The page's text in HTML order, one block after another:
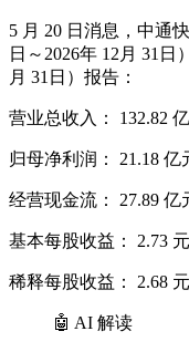
5 月 20 日消息，中通
日～2026年 12月 31日
月 31日）报告：
营业总收入： 132.82
归母净利润： 21.18 亿
经营现金流： 27.89 亿
基本每股收益： 2.73
稀释每股收益： 2.68
🤖 AI 解读